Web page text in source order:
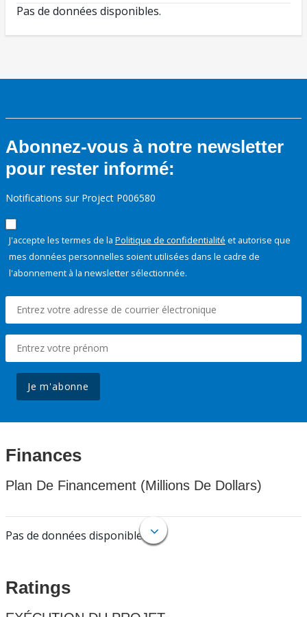
Pas de données disponibles.
Abonnez-vous à notre newsletter
pour rester informé:
Notifications sur Project P006580
J'accepte les termes de la Politique de confidentialité et autorise que
mes données personnelles soient utilisées dans le cadre de
l'abonnement à la newsletter sélectionnée.
Je m'abonne
Finances
Plan De Financement (Millions De Dollars)
Pas de données disponibles.
Ratings